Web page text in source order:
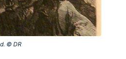
© DR‎